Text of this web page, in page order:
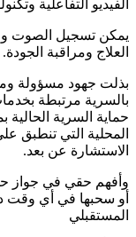
الفيديو التفاعلية
يمكن تسجيل الصوت و
العلاج ومراقبة الجودة.
بذلت جهود مسؤولة
بالسرية مرتبطة
حماية السرية الحالية
المحلية التي تنطبق
الاستشارة عن بعد.
وأفهم حقي في جواز
أو سحبها في أي وقت
المستقبلي